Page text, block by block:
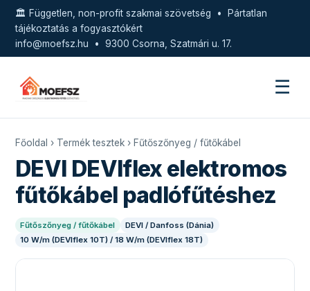
🏛️ Független, non-profit szakmai szövetség • Pártatlan
tájékoztatás a fogyasztókért
info@moefsz.hu • 9300 Csorna, Szatmári u. 17.
☰
Főoldal › Termék tesztek › Fűtőszőnyeg / fűtőkábel
DEVI DEVIflex elektromos
fűtőkábel padlófűtéshez
Fűtőszőnyeg / fűtőkábel
DEVI / Danfoss (Dánia)
10 W/m (DEVIflex 10T) / 18 W/m (DEVIflex 18T)